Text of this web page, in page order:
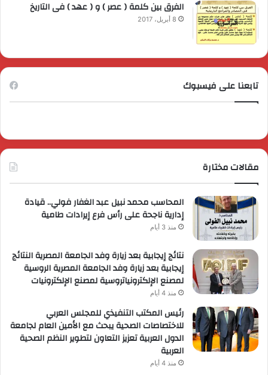
الفرق بين كلمة ( عصر ) و ( عهد ) فى التاريخ
8 أبريل، 2017
تابعنا على فيسبوك
مقالات مختارة
المحاسب محمد نبيل عبد الغفار فولي.. قيادة
إدارية ناجحة على رأس فرع إيرادات طامية
منذ 3 أيام
نتائج إيجابية بعد زيارة وفد الجامعة المصرية النتائج
إيجابية بعد زيارة وفد الجامعة المصرية الروسية
لمصنع الإلكترونياتروسية لمصنع الإلكترونيات
منذ 4 أيام
رئيس المكتب التنفيذي للمجلس العربي
للاختصاصات الصحية يبحث مع الأمين العام لجامعة
الدول العربية تعزيز التعاون لتطوير النظم الصحية
العربية
منذ 4 أيام